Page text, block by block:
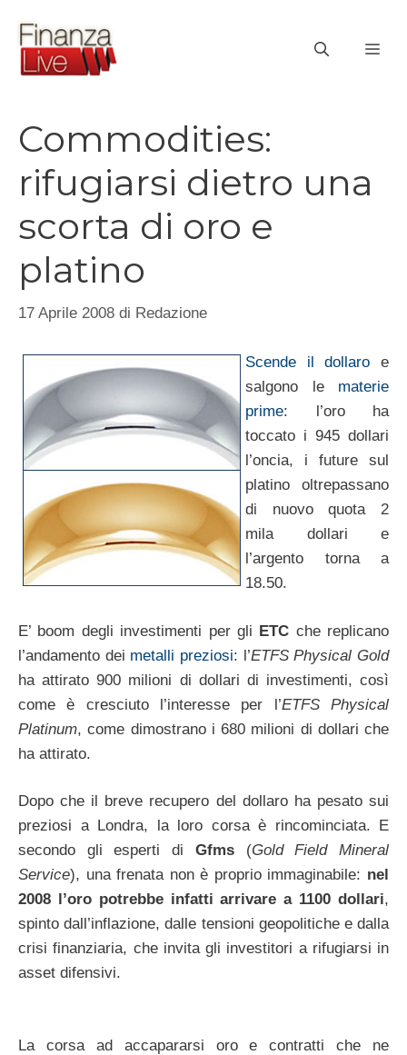
contenuto
Commodities:
rifugiarsi dietro una
scorta di oro e
platino
17 Aprile 2008 di Redazione
Scende il dollaro e
salgono le materie
prime: l’oro ha
toccato i 945 dollari
l’oncia, i future sul
platino oltrepassano
di nuovo quota 2
mila dollari e
l’argento torna a
18.50.
E’ boom degli investimenti per gli ETC che replicano
l’andamento dei metalli preziosi: l’ETFS Physical Gold
ha attirato 900 milioni di dollari di investimenti, così
come è cresciuto l’interesse per l’ETFS Physical
Platinum, come dimostrano i 680 milioni di dollari che
ha attirato.
Dopo che il breve recupero del dollaro ha pesato sui
preziosi a Londra, la loro corsa è rincominciata. E
secondo gli esperti di Gfms (Gold Field Mineral
Service), una frenata non è proprio immaginabile: nel
2008 l’oro potrebbe infatti arrivare a 1100 dollari,
spinto dall’inflazione, dalle tensioni geopolitiche e dalla
crisi finanziaria, che invita gli investitori a rifugiarsi in
asset difensivi.
La corsa ad accapararsi oro e contratti che ne